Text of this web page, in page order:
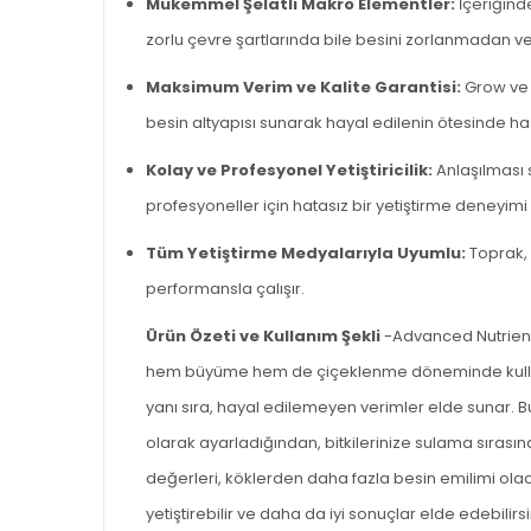
Mükemmel Şelatlı Makro Elementler:
zorlu çevre şartlarında bile besini zorlanmadan
Maksimum Verim ve Kalite Garantisi: Grow
besin altyapısı sunarak hayal edilenin ötesinde
Kolay ve Profesyonel Yetiştiricilik:
profesyoneller için hatasız bir yetiştirme deneyimi
Tüm Yetiştirme Medyalarıyla Uyumlu:
performansla çalışır.
Ürün Özeti ve Kullanım Şekli-Advanced
hem büyüme hem de çiçeklenme döneminde
yanı sıra, hayal edilemeyen verimler elde sunar.
olarak ayarladığından, bitkilerinize sulama
değerleri, köklerden daha fazla besin emilimi
yetiştirebilir ve daha da iyi sonuçlar elde